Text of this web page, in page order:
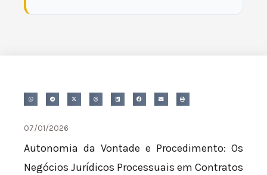
07/01/2026
Autonomia da Vontade e Procedimento: Os
Negócios Jurídicos Processuais em Contratos